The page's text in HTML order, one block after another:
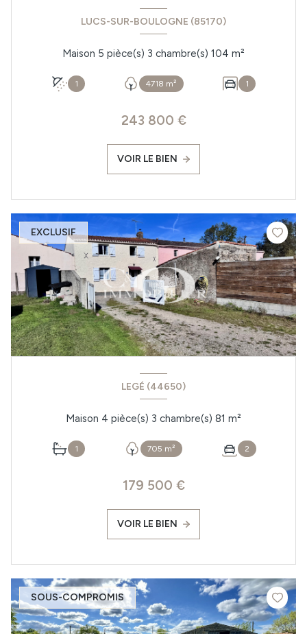
LUCS-SUR-BOULOGNE (85170)
Maison 5 pièce(s) 3 chambre(s) 104 m²
1 4718 m² 1
243 800 €
VOIR LE BIEN
EXCLUSIF
LEGÉ (44650)
Maison 4 pièce(s) 3 chambre(s) 81 m²
1 705 m² 2
179 500 €
VOIR LE BIEN
SOUS-COMPROMIS